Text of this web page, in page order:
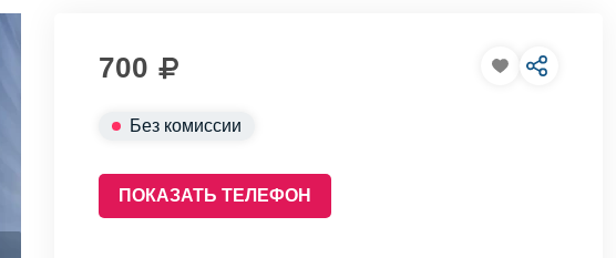
700
Без комиссии
ПОКАЗАТЬ ТЕЛЕФОН